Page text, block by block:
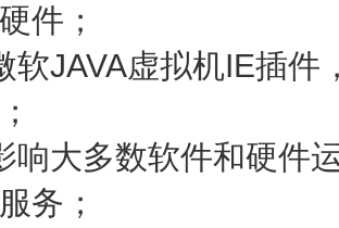
件；
软JAVA虚拟机IE插件
响大多数软件和硬件
务；